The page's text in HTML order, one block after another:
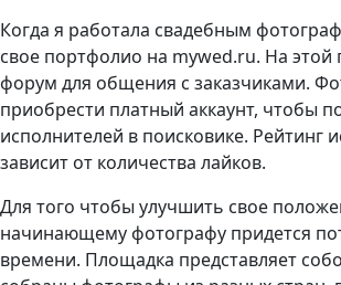
Когда я работала свадебным
свое портфолио на mywed.ru. На этой
форум для общения с заказчиками.
приобрести платный аккаунт, чтобы
исполнителей в поисковике. Рейтинг
зависит от количества лайков.
Для того чтобы улучшить свое
начинающему фотографу придется
времени. Площадка представляет